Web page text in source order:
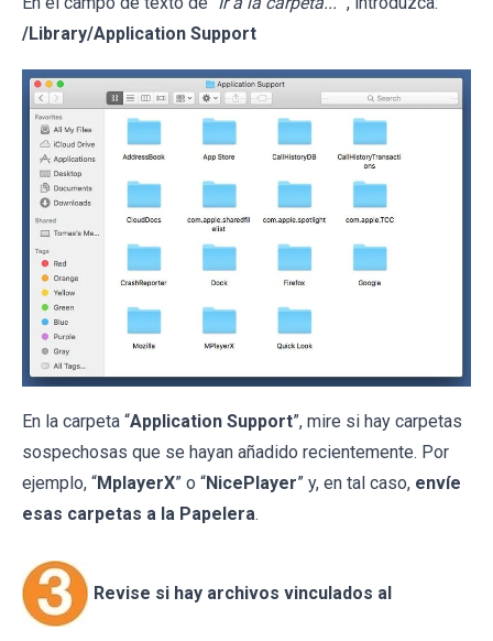
/Library/Application Support
En la carpeta “Application Support”, mire si hay carpetas
sospechosas que se hayan añadido recientemente. Por
ejemplo, “MplayerX” o “NicePlayer” y, en tal caso, envíe
esas carpetas a la Papelera.
Revise si hay archivos vinculados al